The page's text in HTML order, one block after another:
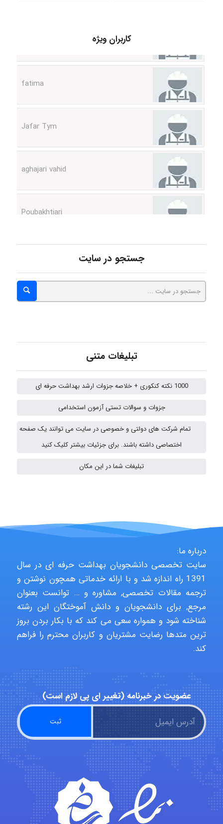
کاربران ویژه
hosein abdolvand
A.balandeh
Jafar Tym
aghajari vahid
Poubakhtiari
hosein abdolvand
Kati
emami
جستجو در سایت
تبلیغات متنی
1000 نکته کنکوری + خلاصه جزوات ارشد بهداشت حرفه ای
جزوات و سوالات تستی آزمون استخدامی
تمام شرکت های دولتی و خصوصی در سایت می توانند یک صفحه
اختصاصی داشته باشند. برای جزئیات بیشتر کلیک کنید
تبلیغات شما در این مکان
درباره ما:
سایت تخصصی دانشجویان بهداشت حرفه ای در سال
1391 راه اندازه شد و با ارائه خدماتی همچون نوشتن و
ترجمه مقالات تخصصی, مشاوره و … توانست بعنوان
مرجع, برای دانشجویان و دانش آموختگان این رشته
شناخته شود و همواره سعی می کند که با بکار بردن بروز
ترین متدها رضایت مشتریان و کاربران محترم را فراهم
کند.
عضویت در خبرنامه (تغییر ای پی لازم است)